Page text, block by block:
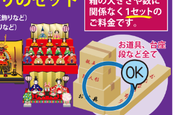
祭 令和3年10月11日(月)
養祭 令和3年9月13日(月)
養祭令和3年7月12日(月)
養祭令和3年6月3日(木)